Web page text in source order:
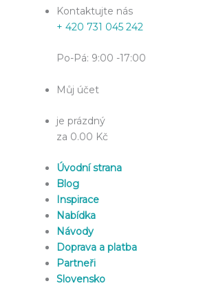
Kontaktujte nás
+ 420 731 045 242
Po-Pá: 9:00 -17:00
Můj účet
je prázdný
za 0.00 Kč
Úvodní strana
Blog
Inspirace
Nabídka
Návody
Doprava a platba
Partneři
Slovensko